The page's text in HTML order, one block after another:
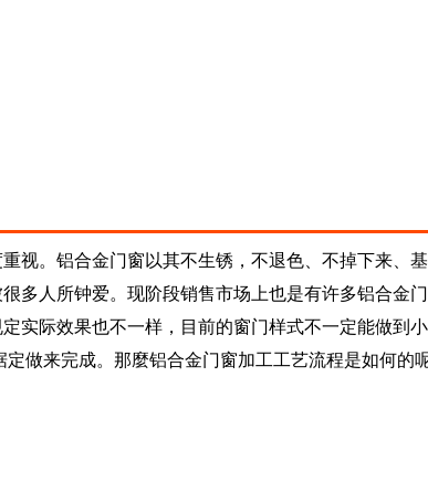
视。铝合金门窗以其不生锈，不退色、不掉下来、
多人所钟爱。现阶段销售市场上也是有许多铝合金
实际效果也不一样，目前的窗门样式不一定能做到
做来完成。那麼铝合金门窗加工工艺流程是如何的